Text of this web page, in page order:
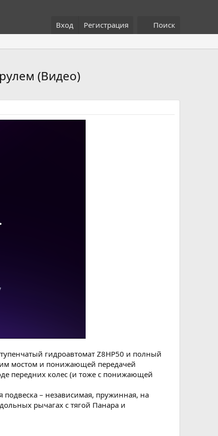
Вход Регистрация Поиск
(Видео)
гидроавтомат Z8HP50 и полный
мостом и понижающей передачей
передних колес (и тоже с понижающей
– независимая, пружинная, на
рычагах с тягой Панара и